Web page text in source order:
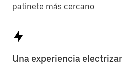
patinete más cercano.
Una experiencia